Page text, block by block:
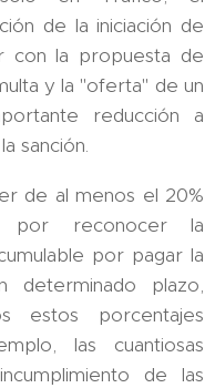
de la iniciación de
con la propuesta de
y la "oferta" de un
reducción a
sanción.
de al menos el 20%
por reconocer la
por pagar la
determinado plazo,
estos porcentajes
las cuantiosas
de las